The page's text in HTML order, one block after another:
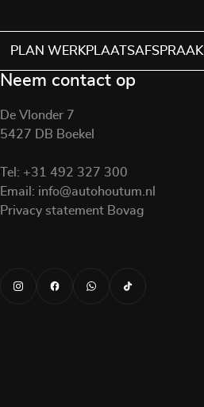
PLAN WERKPLAATSAFSPRAAK
Neem contact op
De Vlonder 7
5427 DB Boekel
Tel: +31 492 327 300
Email: info@autohoutum.nl
Privacy statement Bovag